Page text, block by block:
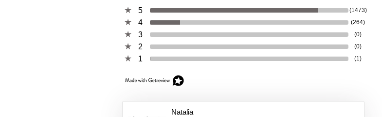
5
(1473)
4 (264)
3 (0)
2 (0)
1 (1)
Natalia